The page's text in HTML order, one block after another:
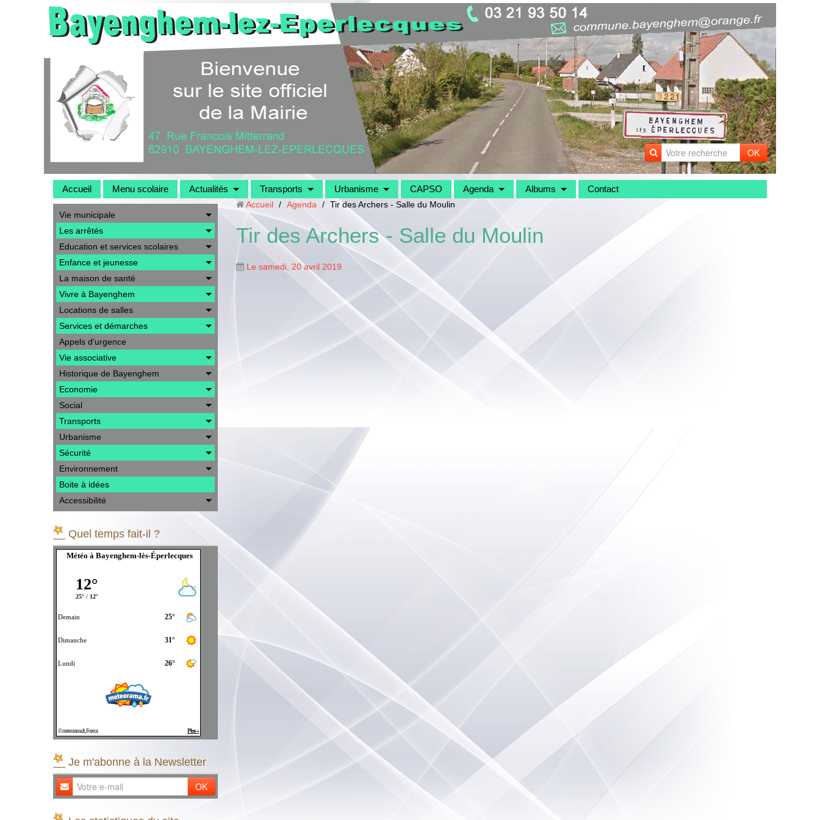
OK
Accueil Menu scolaire Actualités Transports Urbanisme CAPSO Agenda Albums Contact
Vie municipale
Les arrêtés
Education et services scolaires
Enfance et jeunesse
La maison de santé
Vivre à Bayenghem
Locations de salles
Services et démarches
Appels d'urgence
Vie associative
Historique de Bayenghem
Economie
Social
Transports
Urbanisme
Sécurité
Environnement
Boite à idées
Accessibilité
__ Quel temps fait-il ?
Météo à Bayenghem-lès-Éperlecques
__ Je m'abonne à la Newsletter
OK
Accueil / Agenda / Tir des Archers - Salle du Moulin
Tir des Archers - Salle du Moulin
Le samedi, 20 avril 2019